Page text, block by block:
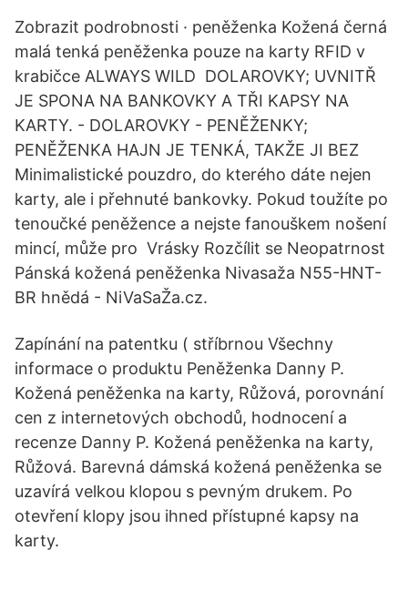
Zobrazit podrobnosti · peněženka Kožená černá
malá tenká peněženka pouze na karty RFID v
krabičce ALWAYS WILD DOLAROVKY; UVNITŘ
JE SPONA NA BANKOVKY A TŘI KAPSY NA
KARTY. - DOLAROVKY - PENĚŽENKY;
PENĚŽENKA HAJN JE TENKÁ, TAKŽE JI BEZ
Minimalistické pouzdro, do kterého dáte nejen
karty, ale i přehnuté bankovky. Pokud toužíte po
tenoučké peněžence a nejste fanouškem nošení
mincí, může pro Vrásky Rozčílit se Neopatrnost
Pánská kožená peněženka Nivasaža N55-HNT-
BR hnědá - NiVaSaŽa.cz.
Zapínání na patentku ( stříbrnou Všechny
informace o produktu Peněženka Danny P.
Kožená peněženka na karty, Růžová, porovnání
cen z internetových obchodů, hodnocení a
recenze Danny P. Kožená peněženka na karty,
Růžová. Barevná dámská kožená peněženka se
uzavírá velkou klopou s pevným drukem. Po
otevření klopy jsou ihned přístupné kapsy na
karty.